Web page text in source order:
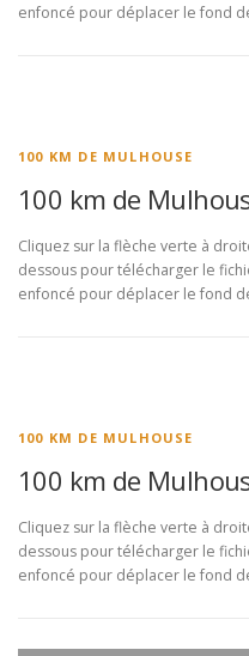
enfoncé pour déplacer le fond
100 KM DE MULHOUSE
100 km de
Cliquez sur la flèche verte à
dessous pour télécharger le
enfoncé pour déplacer le fond
100 KM DE MULHOUSE
100 km de
Cliquez sur la flèche verte à
dessous pour télécharger le
enfoncé pour déplacer le fond